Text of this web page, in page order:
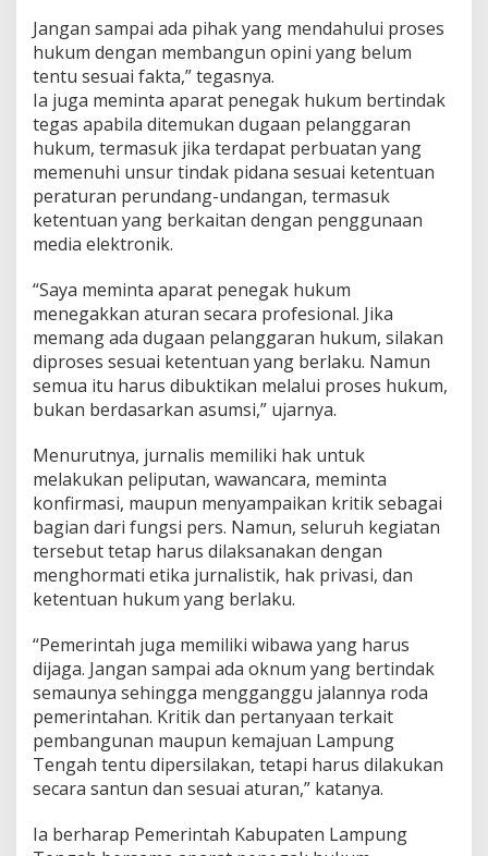
Jangan sampai ada pihak yang mendahului proses
hukum dengan membangun opini yang belum
tentu sesuai fakta,” tegasnya.
Ia juga meminta aparat penegak hukum bertindak
tegas apabila ditemukan dugaan pelanggaran
hukum, termasuk jika terdapat perbuatan yang
memenuhi unsur tindak pidana sesuai ketentuan
peraturan perundang-undangan, termasuk
ketentuan yang berkaitan dengan penggunaan
media elektronik.
“Saya meminta aparat penegak hukum
menegakkan aturan secara profesional. Jika
memang ada dugaan pelanggaran hukum, silakan
diproses sesuai ketentuan yang berlaku. Namun
semua itu harus dibuktikan melalui proses hukum,
bukan berdasarkan asumsi,” ujarnya.
Menurutnya, jurnalis memiliki hak untuk
melakukan peliputan, wawancara, meminta
konfirmasi, maupun menyampaikan kritik sebagai
bagian dari fungsi pers. Namun, seluruh kegiatan
tersebut tetap harus dilaksanakan dengan
menghormati etika jurnalistik, hak privasi, dan
ketentuan hukum yang berlaku.
“Pemerintah juga memiliki wibawa yang harus
dijaga. Jangan sampai ada oknum yang bertindak
semaunya sehingga mengganggu jalannya roda
pemerintahan. Kritik dan pertanyaan terkait
pembangunan maupun kemajuan Lampung
Tengah tentu dipersilakan, tetapi harus dilakukan
secara santun dan sesuai aturan,” katanya.
Ia berharap Pemerintah Kabupaten Lampung